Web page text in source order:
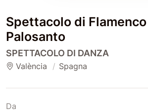
Spettacolo di
Palosanto
SPETTACOLO DI DANZA
València Spagna
Da